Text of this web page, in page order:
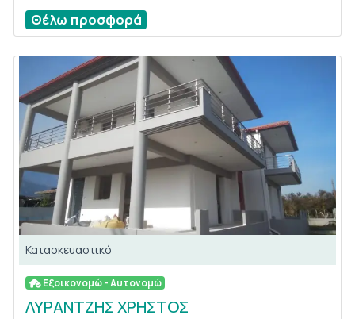
Θέλω προσφορά
Κατασκευαστικό
Εξοικονομώ - Αυτονομώ
ΛΥΡΑΝΤΖΗΣ ΧΡΗΣΤΟΣ